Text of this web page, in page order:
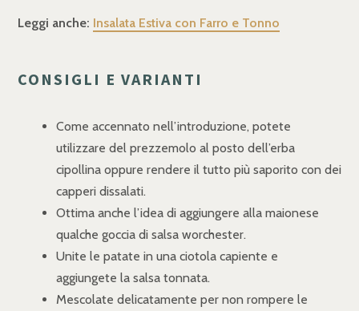
Leggi anche: Insalata Estiva con Farro e Tonno
CONSIGLI E VARIANTI
Come accennato nell’introduzione, potete
utilizzare del prezzemolo al posto dell’erba
cipollina oppure rendere il tutto più saporito con dei
capperi dissalati.
Ottima anche l’idea di aggiungere alla maionese
qualche goccia di salsa worchester.
Unite le patate in una ciotola capiente e
aggiungete la salsa tonnata.
Mescolate delicatamente per non rompere le